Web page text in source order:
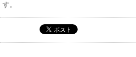
す。